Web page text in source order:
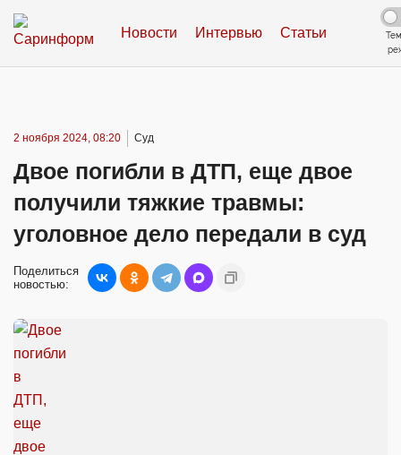
Новости Интервью Статьи
2 ноября 2024, 08:20 Суд
Двое погибли в ДТП, еще двое
получили тяжкие травмы:
уголовное дело передали в суд
Поделиться
новостью: